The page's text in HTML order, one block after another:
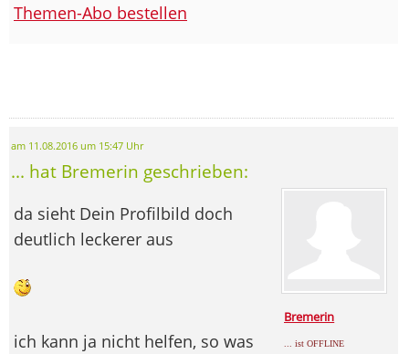
Themen-Abo bestellen
am 11.08.2016 um 15:47 Uhr
... hat Bremerin geschrieben:
Bremerin
... ist OFFLINE
da sieht Dein Profilbild doch
deutlich leckerer aus
ich kann ja nicht helfen, so was